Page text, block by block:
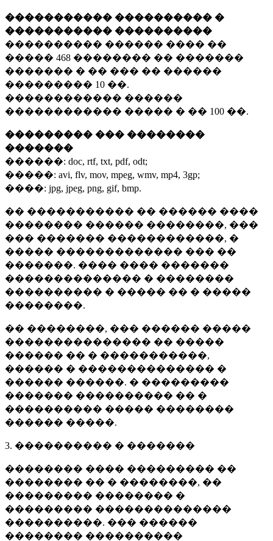
����������� ���������� �
����������� ����������
���������� ������ ���� ��
����� 468 �������� �� �������
������� � �� ��� �� ������
��������� 10 ��.
������������ ������
������������ ����� � �� 100 ��.
��������� ��� ��������
�������
������: doc, rtf, txt, pdf, odt;
�����: avi, flv, mov, mpeg, wmv, mp4, 3gp;
����: jpg, jpeg, png, gif, bmp.
�� ����������� �� ������ ����
�������� ������ ��������, ���
��� ������� ������������, �
����� ������������� ��� ��
�������. ���� ���� �������
�������������� � ��������
���������� � ����� �� � �����
��������.
�� ��������, ��� ������ �����
��������������� �� �����
������ �� � �����������,
������ � �������������� �
������ ������. � ���������
������� ���������� �� �
���������� ����� ��������
������ �����.
3. ���������� � �������
�������� ���� ��������� ��
�������� �� � ��������, ��
��������� �������� �
��������� ��������������
����������. ��� ������
�������� ����������